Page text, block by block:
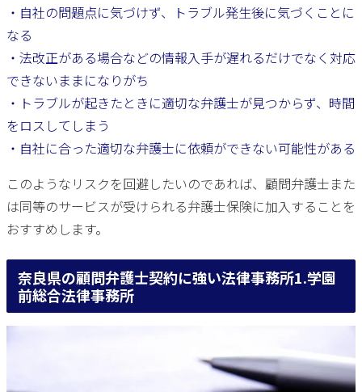
・自社の問題点に気づけず、トラブル発生後に気づくことに
なる
・法改正がある場合などの情報入手が遅れるだけでなく対応
できないままになりがち
・トラブルが起きたときに適切な弁護士が見つからず、時間
をロスしてしまう
・自社に合った適切な弁護士に依頼ができない可能性がある
このようなリスクを回避したいのであれば、顧問弁護士また
は同等のサービスが受けられる弁護士保険に加入することを
おすすめします。
奈良県の顧問弁護士契約に強い法律事務所1.学園
前総合法律事務所